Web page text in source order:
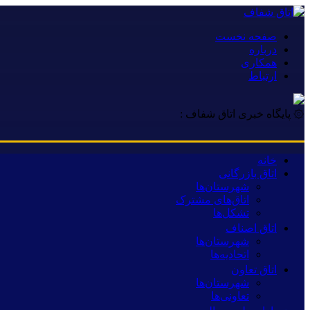
صفحه نخست
درباره
همکاری
ارتباط
۞ پایگاه خبری اتاق شفاف :
خانه
اتاق بازرگانی
شهرستان‌ها
اتاق‌های مشترک
تشکل‌ها
اتاق اصناف
شهرستان‌ها
اتحادیه‌ها
اتاق تعاون
شهرستان‌ها
تعاونی‌ها